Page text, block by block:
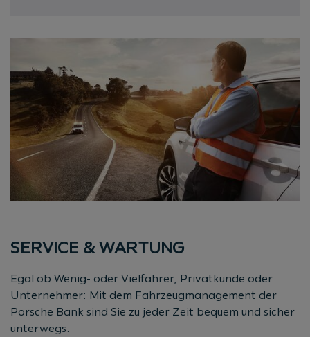
SERVICE & WARTUNG
Egal ob Wenig- oder Vielfahrer, Privatkunde oder
Unternehmer: Mit dem Fahrzeugmanagement der
Porsche Bank sind Sie zu jeder Zeit bequem und sicher
unterwegs.